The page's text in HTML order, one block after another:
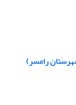
رامسر)